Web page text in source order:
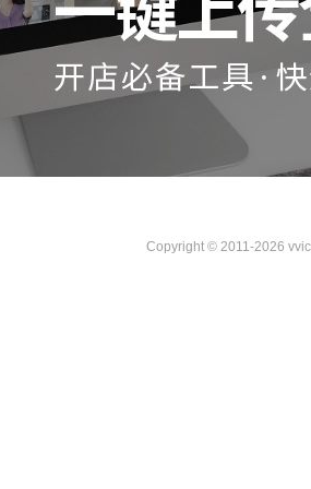
Copyright © 2011-2026